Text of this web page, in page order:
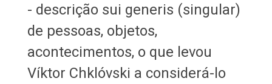
- descrição sui generis (singular)
de pessoas, objetos,
acontecimentos, o que levou
Víktor Chklóvski a considerá-lo